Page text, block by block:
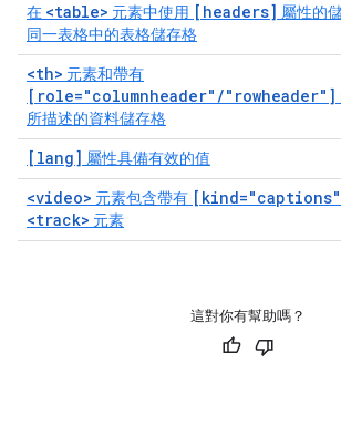
在 <table> 元素中使用 [headers] 屬性的
同一表格中的表格儲存格
<th> 元素和帶有
[role="columnheader"/"rowheader"]
所描述的資料儲存格
[lang] 屬性具備有效的值
<video> 元素包含帶有
<track> 元素
這對你有幫助嗎？